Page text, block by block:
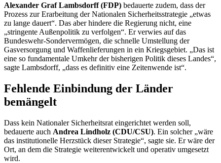
Alexander Graf Lambsdorff (FDP) bedauerte zudem, dass der
Prozess zur Erarbeitung der Nationalen Sicherheitsstrategie „etwas
zu lange dauert“. Das aber hindere die Regierung nicht, eine
„stringente Außenpolitik zu verfolgen“. Er verwies auf das
Bundeswehr-Sondervermögen, die schnelle Umstellung der
Gasversorgung und Waffenlieferungen in ein Kriegsgebiet. „Das ist
eine so fundamentale Umkehr der bisherigen Politik dieses Landes“,
sagte Lambsdorff, „dass es definitiv eine Zeitenwende ist“.
Fehlende Einbindung der Länder
bemängelt
Dass kein Nationaler Sicherheitsrat eingerichtet werden soll,
bedauerte auch Andrea Lindholz (CDU/CSU). Ein solcher „wäre
das institutionelle Herzstück dieser Strategie“, sagte sie. Er wäre der
Ort, an dem die Strategie weiterentwickelt und operativ umgesetzt
wird.